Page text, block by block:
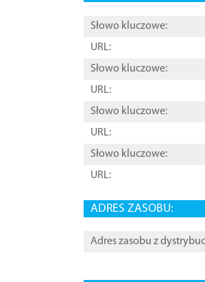
Słowo kluczowe:
URL:
Słowo kluczowe:
URL:
Słowo kluczowe:
URL:
Słowo kluczowe:
URL:
ADRES ZASOBU:
Adres zasobu z